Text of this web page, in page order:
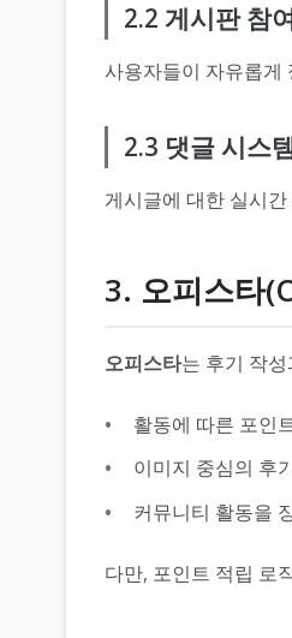
2.2 게시판 참
사용자들이 자유롭게
2.3 댓글 시스
게시글에 대한 실시
3. 오피스타
오피스타는 후기 작
활동에 따른 포인
이미지 중심의 후
커뮤니티 활동을
다만, 포인트 적립 로